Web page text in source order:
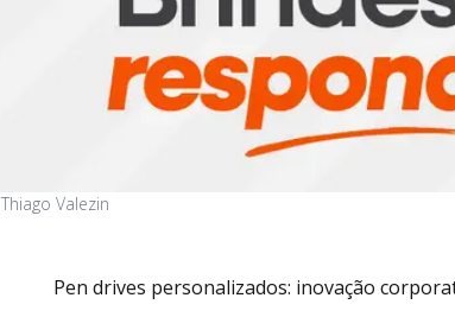
Thiago Valezin
Pen drives personalizados: inovação